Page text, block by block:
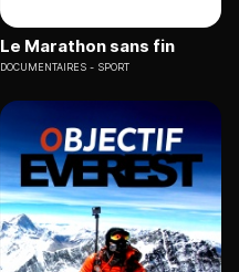
Le Marathon sans fin
DOCUMENTAIRES SPORT